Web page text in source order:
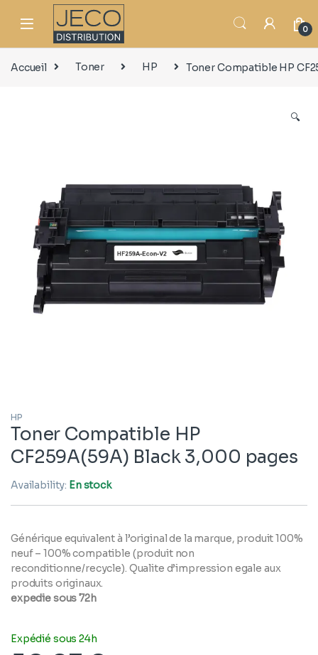
0
Accueil Toner HP Toner Compatible HP
🔍
HP
Toner Compatible HP
CF259A(59A) Black 3,000 pages
Availability: En stock
Générique equivalent à l’original de la marque, produit 100%
neuf – 100% compatible (produit non
reconditionne/recycle). Qualite d’impression egale aux
produits originaux.
expedie sous 72h
Expédié sous 24h